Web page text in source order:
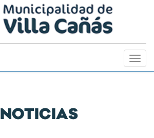
NOTICIAS